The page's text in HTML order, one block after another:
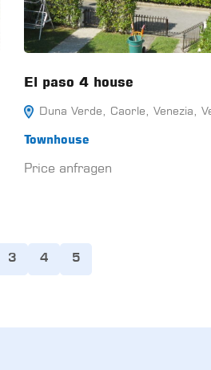
El paso 4 house
Duna Verde, Caorle, Venezia,
Townhouse
Price anfragen
3 4 5